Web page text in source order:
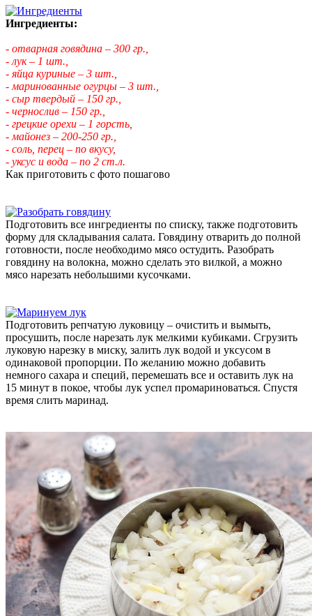
Ингредиенты:
- отварная говядина – 300 гр.,
- лук – 1 шт.,
- яйца куриные – 3 шт.,
- маринованные огурцы – 3 шт.,
- сыр твердый – 150 гр.,
- чернослив – 150 гр.,
- грецкие орехи – 1 горсть,
- майонез – 200-250 гр.,
- соль, перец – по вкусу,
- уксус и вода – по 2 ст.л.
Как приготовить с фото пошагово
Подготовить все ингредиенты по списку, также подготовить
форму для складывания салата. Говядину отварить до полной
готовности, после необходимо мясо остудить. Разобрать
говядину на волокна, можно сделать это вилкой, а можно
мясо нарезать небольшими кусочками.
Подготовить репчатую луковицу – очистить и вымыть,
просушить, после нарезать лук мелкими кубиками. Сгрузить
луковую нарезку в миску, залить лук водой и уксусом в
одинаковой пропорции. По желанию можно добавить
немного сахара и специй, перемешать все и оставить лук на
15 минут в покое, чтобы лук успел промариноваться. Спустя
время слить маринад.